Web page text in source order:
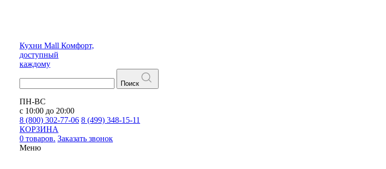
Кухни Mall Комфорт,
доступный
каждому
Поиск
ПН-ВС
с 10:00 до 20:00
8 (800) 302-77-06 8 (499) 348-15-11
КОРЗИНА
0 товаров. Заказать звонок
Меню